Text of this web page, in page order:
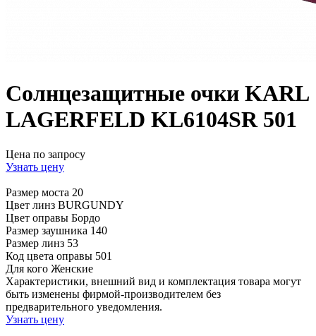
Солнцезащитные очки KARL
LAGERFELD KL6104SR 501
Цена по запросу
Узнать цену
Размер моста 20
Цвет линз BURGUNDY
Цвет оправы Бордо
Размер заушника 140
Размер линз 53
Код цвета оправы 501
Для кого Женские
Характеристики, внешний вид и комплектация товара могут
быть изменены фирмой-производителем без
предварительного уведомления.
Узнать цену